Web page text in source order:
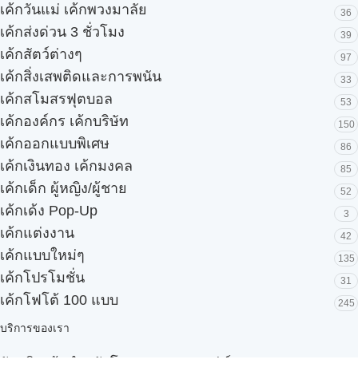
เค้กวันแม่ เค้กพวงมาลัย 36
เค้กส่งด่วน 3 ชั่วโมง 39
เค้กสัตว์ต่างๆ 97
เค้กสิ่งเสพติดและการพนัน 33
เค้กสโมสรฟุตบอล 53
เค้กองค์กร เค้กบริษัท 150
เค้กออกแบบพิเศษ 86
เค้กเงินทอง เค้กมงคล 85
เค้กเด็ก ผู้หญิง/ผู้ชาย 52
เค้กเด้ง Pop-Up 3
เค้กแต่งงาน 42
เค้กแบบใหม่ๆ 135
เค้กโปรโมชั่น 31
เค้กโฟโต้ 100 แบบ 245
บริการของเรา
รับผลิตเค้กสำหรับโรงแรมและบุฟเฟ่ต์